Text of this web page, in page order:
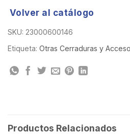
Volver al catálogo
SKU: 23000600146
Etiqueta: Otras Cerraduras y
Productos Relacionados